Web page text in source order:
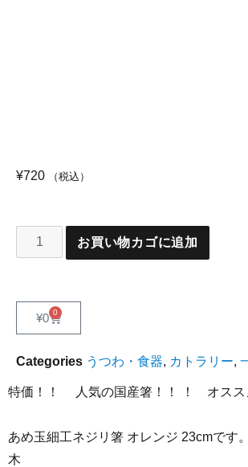
¥720 （税込）
お買い物カゴに追加
¥0 0
Categories うつわ・食器, カトラリー,
特価！！ 人気の国産箸！！ ！ オスス
あめ玉細工ネジリ箸 オレンジ 23cmで
木